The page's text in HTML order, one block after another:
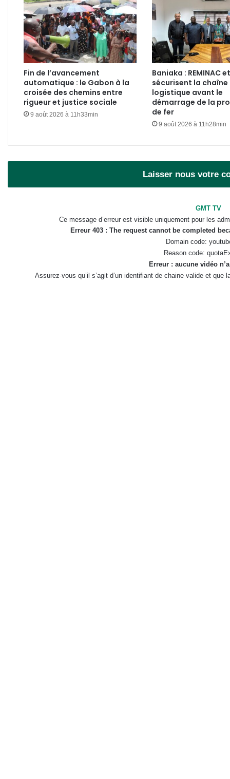
Fin de l’avancement
automatique : le Gabon à la
croisée des chemins entre
rigueur et justice sociale
9 août 2026 à 11h33min
Baniaka : REMINAC
sécurisent la chaîne
logistique avant le
démarrage de la
de fer
9 août 2026 à 11h28min
Laisser nous votre
GMT TV
Ce message d’erreur est visible uniquement pour les
Erreur 403 : The request cannot be completed
Domain code:
Reason code:
Erreur : aucune vidéo
Assurez-vous qu’il s’agit d’un identifiant de chaine valide et